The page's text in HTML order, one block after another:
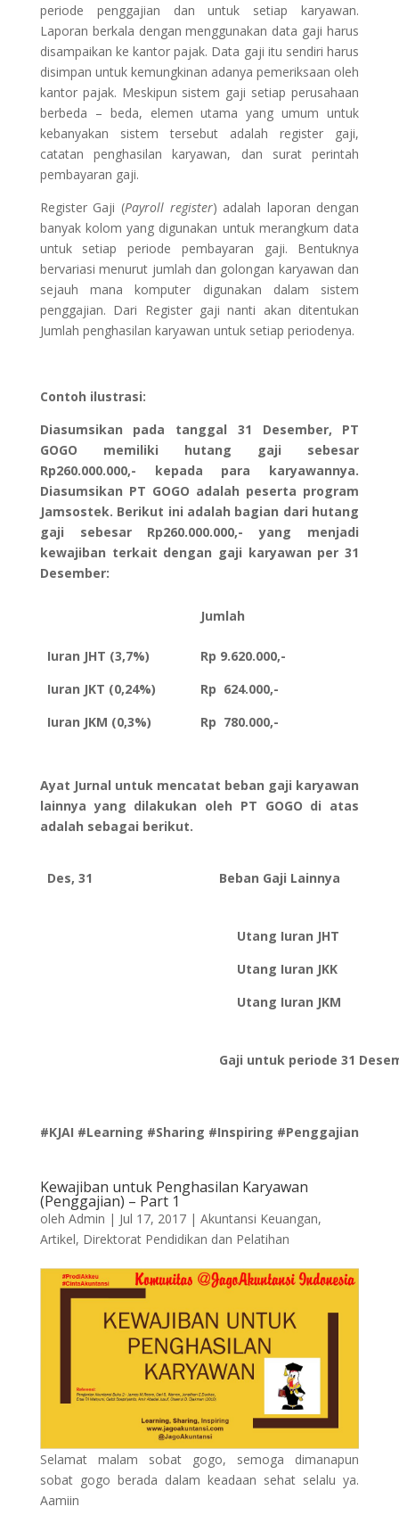
periode penggajian dan untuk setiap karyawan.
Laporan berkala dengan menggunakan data gaji harus
disampaikan ke kantor pajak. Data gaji itu sendiri harus
disimpan untuk kemungkinan adanya pemeriksaan oleh
kantor pajak. Meskipun sistem gaji setiap perusahaan
berbeda – beda, elemen utama yang umum untuk
kebanyakan sistem tersebut adalah register gaji,
catatan penghasilan karyawan, dan surat perintah
pembayaran gaji.
Register Gaji (Payroll register) adalah laporan dengan
banyak kolom yang digunakan untuk merangkum data
untuk setiap periode pembayaran gaji. Bentuknya
bervariasi menurut jumlah dan golongan karyawan dan
sejauh mana komputer digunakan dalam sistem
penggajian. Dari Register gaji nanti akan ditentukan
Jumlah penghasilan karyawan untuk setiap periodenya.
Contoh ilustrasi:
Diasumsikan pada tanggal 31 Desember, PT
GOGO memiliki hutang gaji sebesar
Rp260.000.000,- kepada para karyawannya.
Diasumsikan PT GOGO adalah peserta program
Jamsostek. Berikut ini adalah bagian dari hutang
gaji sebesar Rp260.000.000,- yang menjadi
kewajiban terkait dengan gaji karyawan per 31
Desember:
Jumlah
Iuran JHT (3,7%)
Iuran JKT (0,24%)
Iuran JKM (0,3%)
Rp 9.620.000,-
Rp 624.000,-
Rp 780.000,-
Ayat Jurnal untuk mencatat beban gaji karyawan
lainnya yang dilakukan oleh PT GOGO di atas
adalah sebagai berikut.
Des, 31 Beban Gaji Lainnya
Utang Iuran JHT
Utang Iuran JKK
Utang Iuran JKM
Gaji untuk periode 31
#KJAI #Learning #Sharing #Inspiring #Penggajian
Kewajiban untuk Penghasilan Karyawan
(Penggajian) – Part 1
oleh Admin | Jul 17, 2017| Akuntansi Keuangan,
Artikel, Direktorat Pendidikan dan Pelatihan
Selamat malam sobat gogo, semoga dimanapun
sobat gogo berada dalam keadaan sehat selalu ya.
Aamiin